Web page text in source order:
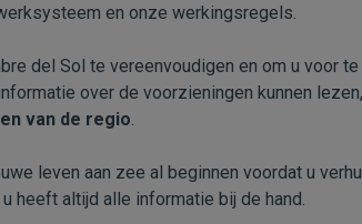
en onze werkingsregels.
del Sol te vereenvoudigen en om u voor
over de voorzieningen kunnen
van de regio
leven aan zee al beginnen voordat u
heeft altijd alle informatie bij de hand.